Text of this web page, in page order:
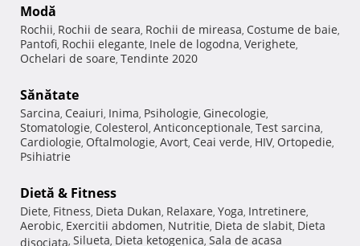
Modă
Rochii, Rochii de seara, Rochii de mireasa, Costume de baie,
Pantofi, Rochii elegante, Inele de logodna, Verighete,
Ochelari de soare, Tendinte 2020
Sănătate
Sarcina, Ceaiuri, Inima, Psihologie, Ginecologie,
Stomatologie, Colesterol, Anticonceptionale, Test sarcina,
Cardiologie, Oftalmologie, Avort, Ceai verde, HIV, Ortopedie,
Psihiatrie
Dietă & Fitness
Diete, Fitness, Dieta Dukan, Relaxare, Yoga, Intretinere,
Aerobic, Exercitii abdomen, Nutritie, Dieta de slabit, Dieta
disociata, Silueta, Dieta ketogenica, Sala de acasa